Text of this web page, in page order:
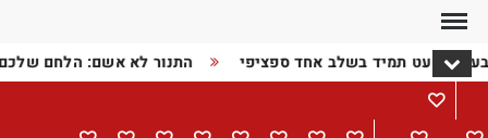
Skip
content
התנור לא אשם: הלחם כמעט תמיד בשלב אחד ספציפי
מתכונים